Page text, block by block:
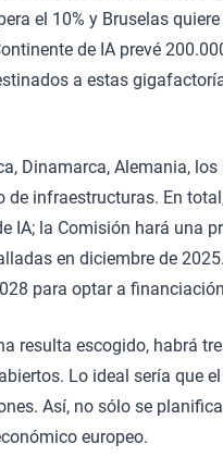
el 10% y Bruselas
de IA prevé
a estas
Dinamarca, Alemania,
de infraestructuras. En
IA; la Comisión hará una
en diciembre de
para optar a
resulta escogido, habrá
Lo ideal sería que
Así, no sólo se
europeo.